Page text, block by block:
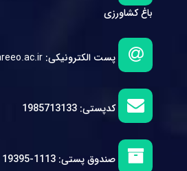
باغ کشاورزی
پست الکترونیکی:
کدپستی: 1985713133
صندوق پستی: 1113-19395